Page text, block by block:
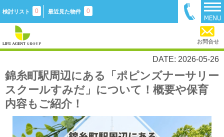
検討リスト 0 最近見た物件 0
お問合せ
DATE: 2026-05-26
錦糸町駅周辺にある「ポピンズナーサリー
スクールすみだ」について！概要や保育
内容もご紹介！